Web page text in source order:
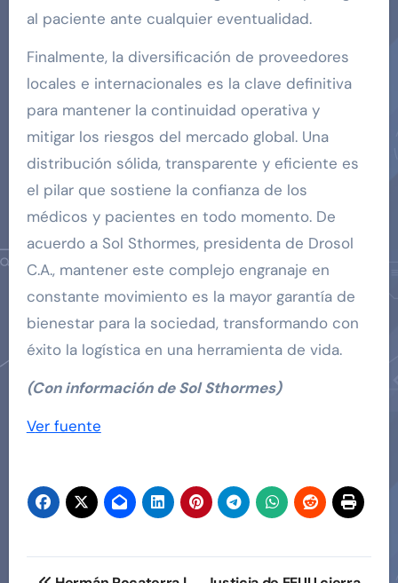
al paciente ante cualquier eventualidad.
Finalmente, la diversificación de proveedores
locales e internacionales es la clave definitiva
para mantener la continuidad operativa y
mitigar los riesgos del mercado global. Una
distribución sólida, transparente y eficiente es
el pilar que sostiene la confianza de los
médicos y pacientes en todo momento. De
acuerdo a Sol Sthormes, presidenta de Drosol
C.A., mantener este complejo engranaje en
constante movimiento es la mayor garantía de
bienestar para la sociedad, transformando con
éxito la logística en una herramienta de vida.
(Con información de Sol Sthormes)
Navegación
entradas
Ver fuente
Navegación